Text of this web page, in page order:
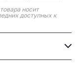
носит
доступных к